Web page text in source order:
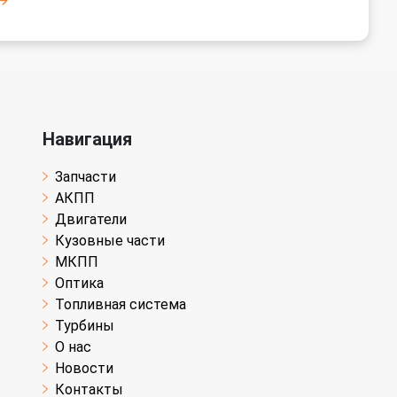
Навигация
Запчасти
АКПП
Двигатели
Кузовные части
МКПП
Оптика
Топливная система
Турбины
О нас
Новости
Контакты